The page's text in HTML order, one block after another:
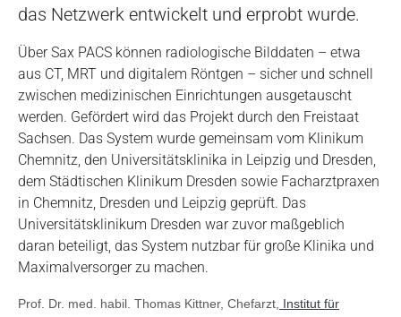
das Netzwerk entwickelt und erprobt wurde.
Über Sax PACS können radiologische Bilddaten – etwa
aus CT, MRT und digitalem Röntgen – sicher und schnell
zwischen medizinischen Einrichtungen ausgetauscht
werden. Gefördert wird das Projekt durch den Freistaat
Sachsen. Das System wurde gemeinsam vom Klinikum
Chemnitz, den Universitätsklinika in Leipzig und Dresden,
dem Städtischen Klinikum Dresden sowie Facharztpraxen
in Chemnitz, Dresden und Leipzig geprüft. Das
Universitätsklinikum Dresden war zuvor maßgeblich
daran beteiligt, das System nutzbar für große Klinika und
Maximalversorger zu machen.
Prof. Dr. med. habil. Thomas Kittner, Chefarzt, Institut für